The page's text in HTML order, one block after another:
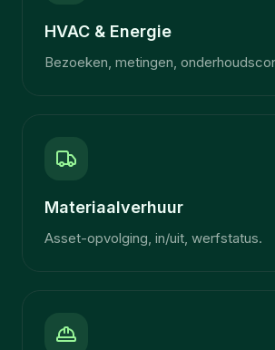
HVAC & Energie
Bezoeken, metingen,
Materiaalverhuur
Asset-opvolging, in/uit, werfstatus.